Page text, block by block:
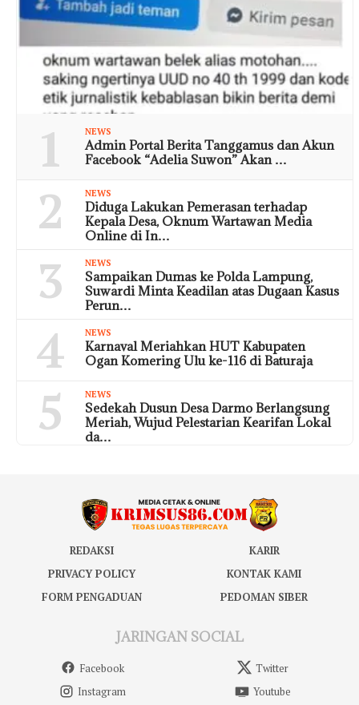
1 NEWS
Admin Portal Berita Tanggamus dan Akun
Facebook “Adelia Suwon” Akan …
2 NEWS
Diduga Lakukan Pemerasan terhadap
Kepala Desa, Oknum Wartawan Media
Online di In…
3 NEWS
Sampaikan Dumas ke Polda Lampung,
Suwardi Minta Keadilan atas Dugaan Kasus
Perun…
4 NEWS
Karnaval Meriahkan HUT Kabupaten
Ogan Komering Ulu ke-116 di Baturaja
5 NEWS
Sedekah Dusun Desa Darmo Berlangsung
Meriah, Wujud Pelestarian Kearifan Lokal
da…
REDAKSI
KARIR
PRIVACY POLICY
KONTAK KAMI
FORM PENGADUAN
PEDOMAN SIBER
JARINGAN SOCIAL
Facebook
Twitter
Instagram
Youtube